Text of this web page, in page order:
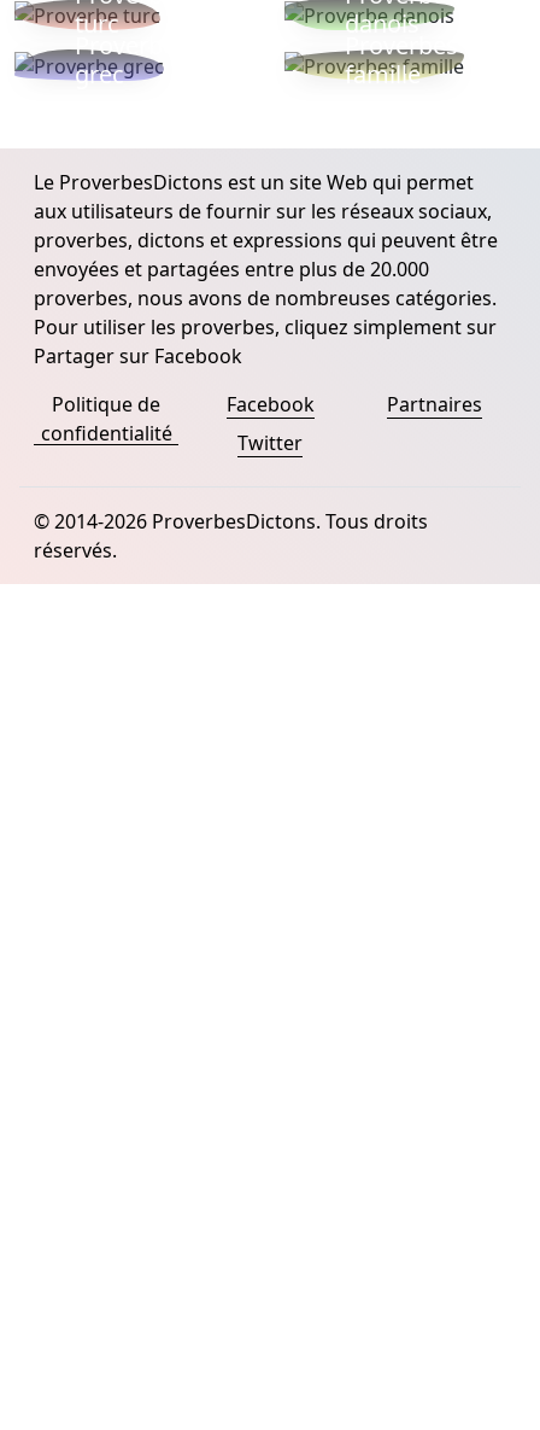
turc
danois
Proverbe
grec
Proverbes
famille
Le ProverbesDictons est un site Web qui permet
aux utilisateurs de fournir sur les réseaux sociaux,
proverbes, dictons et expressions qui peuvent être
envoyées et partagées entre plus de 20.000
proverbes, nous avons de nombreuses catégories.
Pour utiliser les proverbes, cliquez simplement sur
Partager sur Facebook
Politique de
confidentialité
Facebook
Twitter
Partnaires
© 2014-2026 ProverbesDictons. Tous droits
réservés.